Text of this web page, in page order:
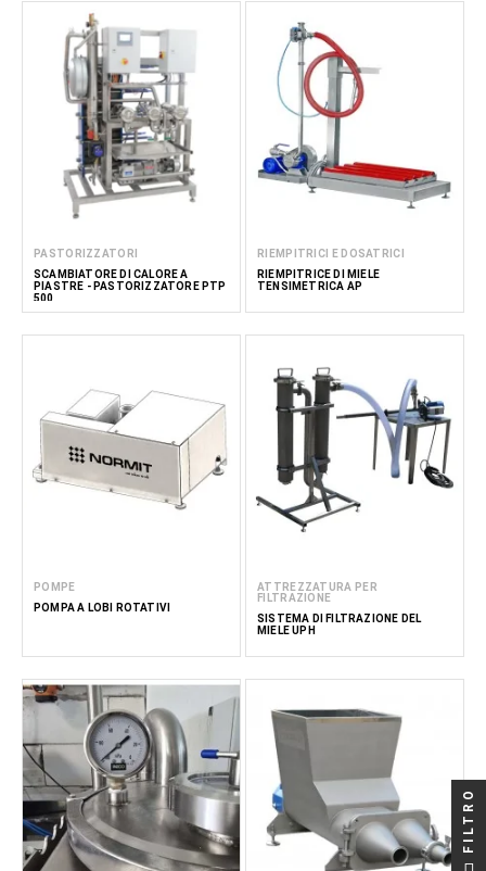
PASTORIZZATORI
SCAMBIATORE DI CALORE A
PIASTRE - PASTORIZZATORE PTP
500
RIEMPITRICI E DOSATRICI
RIEMPITRICE DI MIELE
TENSIMETRICA AP
POMPE
POMPA A LOBI ROTATIVI
ATTREZZATURA PER
FILTRAZIONE
SISTEMA DI FILTRAZIONE DEL
MIELE UPH
FILTRO